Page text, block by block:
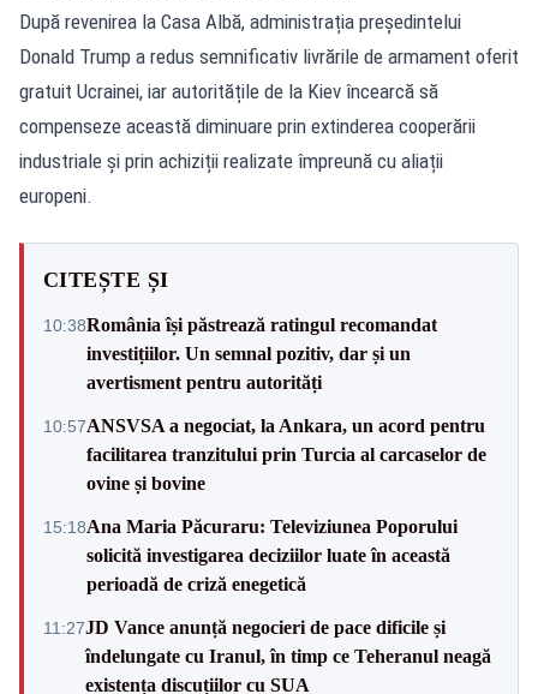
După revenirea la Casa Albă, administrația președintelui
Donald Trump a redus semnificativ livrările de armament oferit
gratuit Ucrainei, iar autoritățile de la Kiev încearcă să
compenseze această diminuare prin extinderea cooperării
industriale și prin achiziții realizate împreună cu aliații
europeni.
CITEȘTE ȘI
10:38România își păstrează ratingul recomandat
investițiilor. Un semnal pozitiv, dar și un
avertisment pentru autorități
10:57ANSVSA a negociat, la Ankara, un acord pentru
facilitarea tranzitului prin Turcia al carcaselor de
ovine și bovine
15:18Ana Maria Păcuraru: Televiziunea Poporului
solicită investigarea deciziilor luate în această
perioadă de criză enegetică
11:27JD Vance anunță negocieri de pace dificile și
îndelungate cu Iranul, în timp ce Teheranul neagă
existența discuțiilor cu SUA